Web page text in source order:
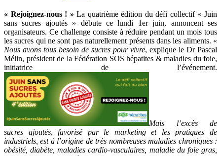
« Rejoignez-nous ! » La quatrième édition du défi collectif « Juin
sans sucres ajoutés » débute ce lundi 1er juin, annoncent ses
organisateurs. Ce challenge consiste à réduire pendant un mois tous
les sucres qui ne sont pas naturellement présents dans les aliments. «
Nous avons tous besoin de sucres pour vivre, explique le Dr Pascal
Mélin, président de la Fédération SOS hépatites & maladies du foie,
initiatrice de l’événement.
Mais l’excès de
sucres ajoutés, favorisé par le marketing et les pratiques de
industriels, est à l’origine de très nombreuses maladies chroniques :
obésité, diabète, maladies cardio-vasculaires, maladie du foie gras,